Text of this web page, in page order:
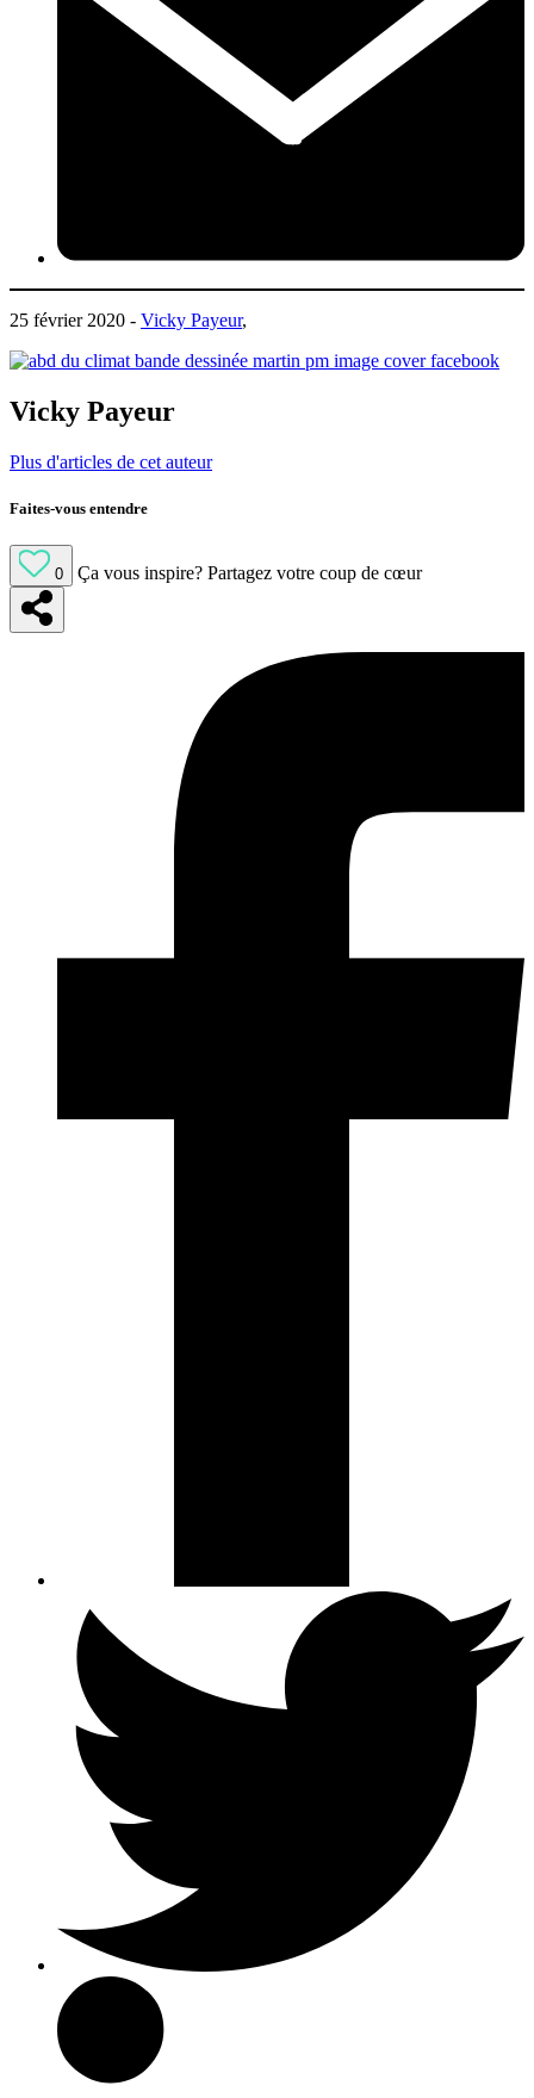
25 février 2020 - Vicky Payeur,
Vicky Payeur
Plus d'articles de cet auteur
Faites-vous entendre
0 Ça vous inspire? Partagez votre coup de cœur